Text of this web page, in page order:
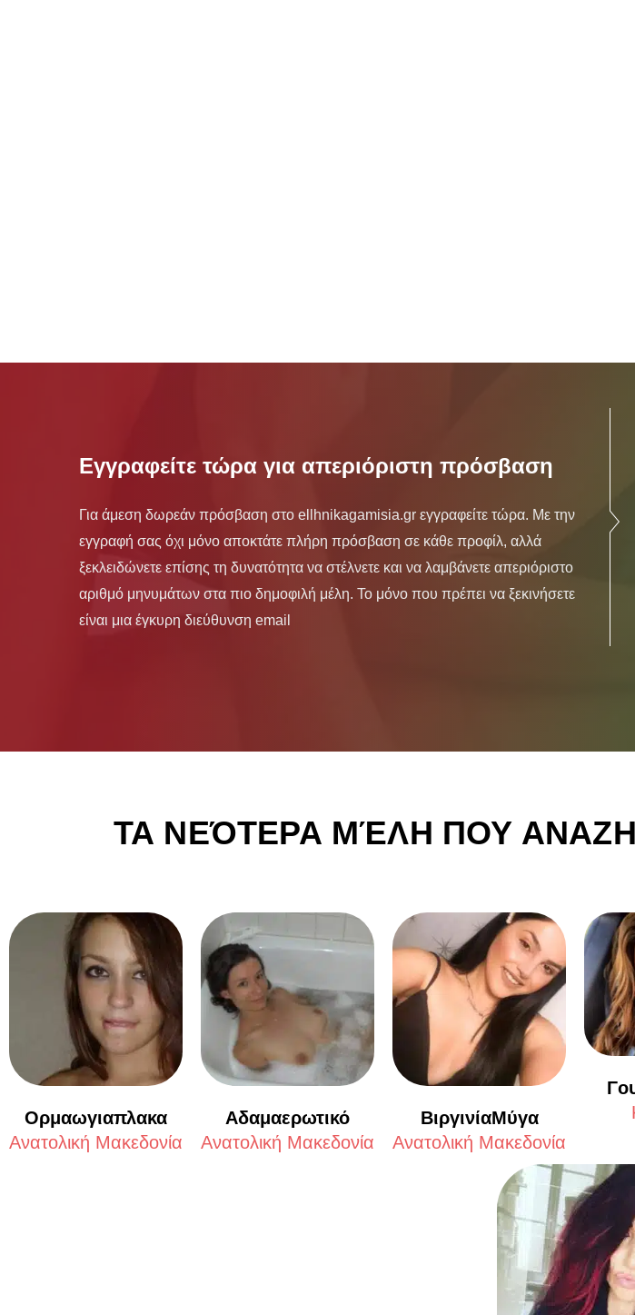
Εγγραφείτε τώρα για απεριόριστη πρόσβαση
Για άμεση δωρεάν πρόσβαση στο ellhnikagamisia.gr εγγραφείτε τώρα. Με την
εγγραφή σας όχι μόνο αποκτάτε πλήρη πρόσβαση σε κάθε προφίλ, αλλά
ξεκλειδώνετε επίσης τη δυνατότητα να στέλνετε και να λαμβάνετε απεριόριστο
αριθμό μηνυμάτων στα πιο δημοφιλή μέλη. Το μόνο που πρέπει να ξεκινήσετε
είναι μια έγκυρη διεύθυνση email
ΤΑ ΝΕΌΤΕΡΑ ΜΈΛΗ ΠΟΥ
Ορμαωγιαπλακα
Aνατολική Μακεδονία
Αδαμαερωτικό
Aνατολική Μακεδονία
ΒιργινίαΜύγα
Aνατολική Μακεδονία